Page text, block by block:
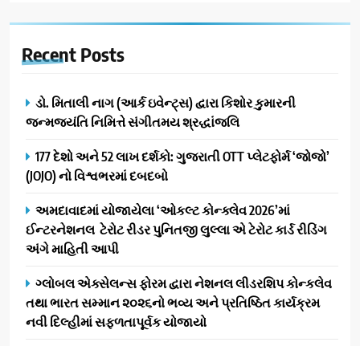
Recent Posts
ડો. મિતાલી નાગ (આર્ક ઇવેન્ટ્સ) દ્વારા કિશોર કુમારની
જન્મજયંતિ નિમિત્તે સંગીતમય શ્રદ્ધાંજલિ
177 દેશો અને 52 લાખ દર્શકો: ગુજરાતી OTT પ્લેટફોર્મ ‘જોજો’
(JOJO) નો વિશ્વભરમાં દબદબો
અમદાવાદમાં યોજાયેલા ‘ઓકલ્ટ કોન્ક્લેવ 2026’માં
ઈન્ટરનેશનલ ટેરોટ રીડર પુનિતજી લુલ્લા એ ટેરોટ કાર્ડ રીડિંગ
અંગે માહિતી આપી
ગ્લોબલ એક્સેલન્સ ફોરમ દ્વારા નેશનલ લીડરશિપ કોન્કલેવ
તથા ભારત સમ્માન ૨૦૨૬નો ભવ્ય અને પ્રતિષ્ઠિત કાર્યક્રમ
નવી દિલ્હીમાં સફળતાપૂર્વક યોજાયો